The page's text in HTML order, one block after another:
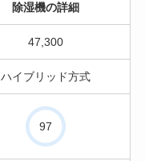
除湿機の詳細
47,300
ハイブリッド方式
97